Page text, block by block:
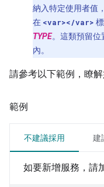
納入特定使用者值
在 <var></var>
TYPE。這類預留位
內。
請參考以下範例，瞭
範例
不建議採用 建
如要新增服務，請